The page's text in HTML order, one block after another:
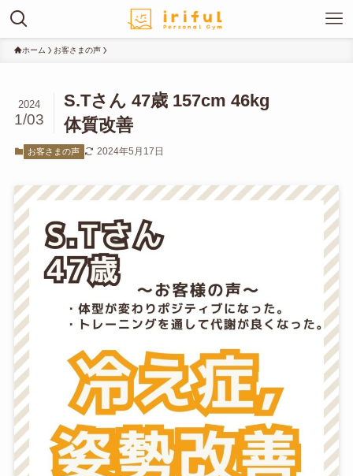
ホーム お客さまの声
S.Tさん 47歳 157cm 46kg
体質改善
2024
1/03
お客さまの声 2024年5月17日